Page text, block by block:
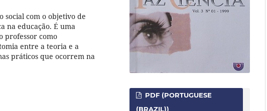
social com o objetivo de
na educação. É uma
professor como
entre a teoria e a
práticos que ocorrem na
PDF (PORTUGUESE
(BRAZIL))